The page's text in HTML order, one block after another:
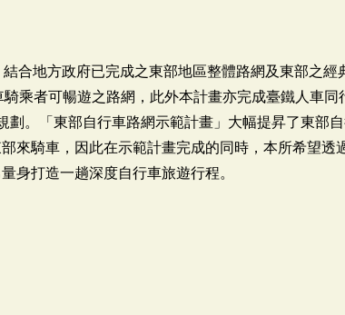
合地方政府已完成之東部地區整體路網及東部之經
乘者可暢遊之路網，此外本計畫亦完成臺鐵人車同
。「東部自行車路網示範計畫」大幅提昇了東部
來騎車，因此在示範計畫完成的同時，本所希望透
身打造一趟深度自行車旅遊行程。